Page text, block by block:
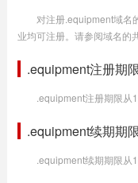
对注册.equipment域名
业均可注册。请参阅域名的
.equipment注册期
.equipment注册期限从
.equipment续期期
.equipment续期期限从